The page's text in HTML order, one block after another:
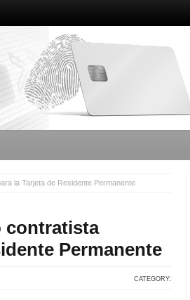
la Tarjeta de Residente Permanente
contratista
Permanente
CATEGORY: